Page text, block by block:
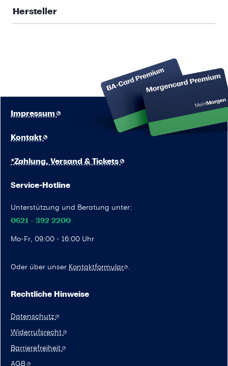
Hersteller
Service-Hotline
Unterstützung und Beratung unter:
0621 - 392 2200
Mo-Fr, 09:00 - 16:00 Uhr
Oder über unser Kontaktformular .
Kontakt
Impressum
*Zahlung, Versand & Tickets
Rechtliche Hinweise
Datenschutz
Widerrufsrecht
Barrierefreiheit
AGB